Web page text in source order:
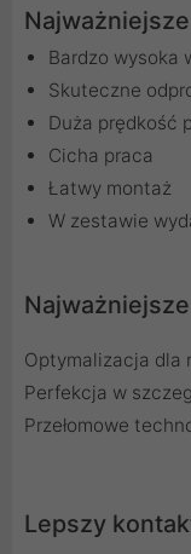
Bardzo wysoka
Skuteczne
Duża prędkość
Cicha praca
Łatwy montaż
W zestawie
Optymalizacja dla
Perfekcja w
Przełomowe
Lepszy